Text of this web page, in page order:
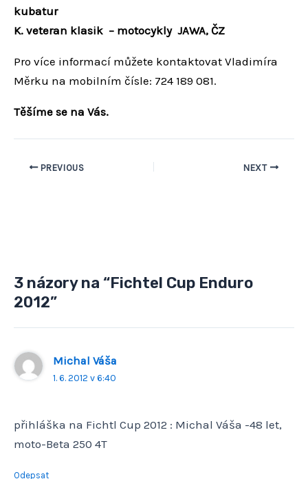
kubatur
K. veteran klasik – motocykly JAWA, ČZ
Pro více informací můžete kontaktovat Vladimíra
Měrku na mobilním čísle: 724 189 081.
Těšíme se na Vás.
PREVIOUS NEXT
3 názory na “Fichtel Cup Enduro
2012”
Michal Váša
1. 6. 2012 v 6:40
přihláška na Fichtl Cup 2012 : Michal Váša -48 let,
moto-Beta 250 4T
Odepsat